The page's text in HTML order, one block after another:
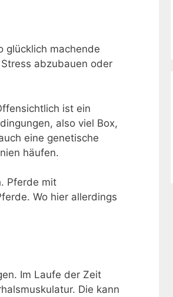
glücklich machende
abzubauen oder
ist ein
also viel Box,
eine genetische
häufen.
Pferde mit
Wo hier allerdings
Im Laufe der Zeit
Die kann